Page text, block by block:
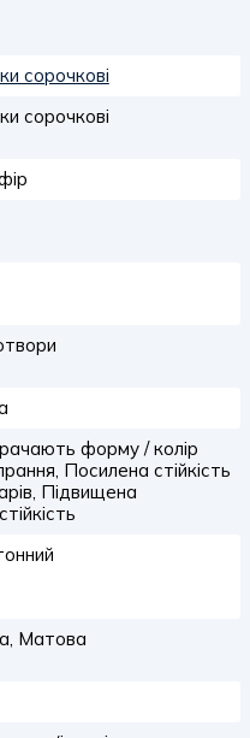
сорочкові
сорочкові
форму / колір
Посилена стійкість
Підвищена
Матова